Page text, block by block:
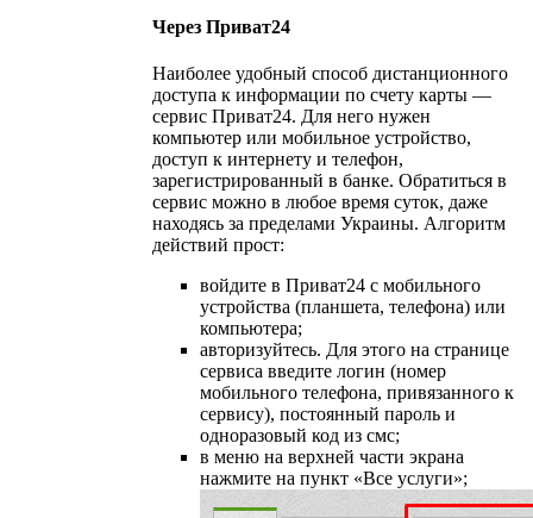
Через Приват24
Наиболее удобный способ дистанционного
доступа к информации по счету карты —
сервис Приват24. Для него нужен
компьютер или мобильное устройство,
доступ к интернету и телефон,
зарегистрированный в банке. Обратиться в
сервис можно в любое время суток, даже
находясь за пределами Украины. Алгоритм
действий прост:
войдите в Приват24 с мобильного
устройства (планшета, телефона) или
компьютера;
авторизуйтесь. Для этого на странице
сервиса введите логин (номер
мобильного телефона, привязанного к
сервису), постоянный пароль и
одноразовый код из смс;
в меню на верхней части экрана
нажмите на пункт «Все услуги»;